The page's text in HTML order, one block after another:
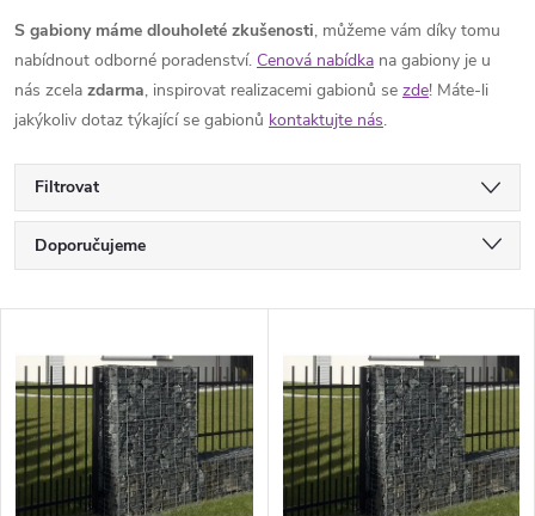
S gabiony máme dlouholeté zkušenosti, můžeme vám díky tomu
nabídnout odborné poradenství. Cenová nabídka na gabiony je u
nás zcela zdarma, inspirovat realizacemi gabionů se zde! Máte-li
jakýkoliv dotaz týkající se gabionů kontaktujte nás.
Filtrovat
Ř
a
z
e
n
Doporučujeme
Nejprodávanější
Abecedně
ý
p